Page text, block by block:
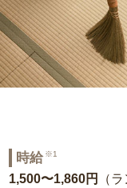
時給 ※1
1,500〜1,860円
（